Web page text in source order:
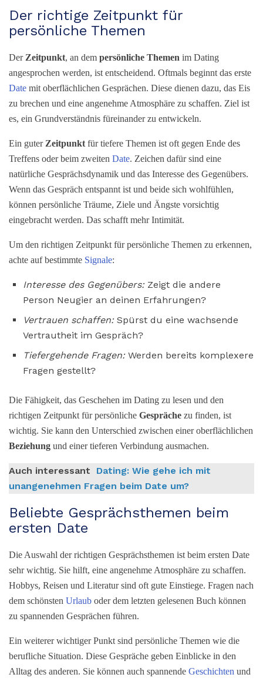
Der richtige Zeitpunkt für
persönliche Themen
Der Zeitpunkt, an dem persönliche Themen im Dating
angesprochen werden, ist entscheidend. Oftmals beginnt das erste
Date mit oberflächlichen Gesprächen. Diese dienen dazu, das Eis
zu brechen und eine angenehme Atmosphäre zu schaffen. Ziel ist
es, ein Grundverständnis füreinander zu entwickeln.
Ein guter Zeitpunkt für tiefere Themen ist oft gegen Ende des
Treffens oder beim zweiten Date. Zeichen dafür sind eine
natürliche Gesprächsdynamik und das Interesse des Gegenübers.
Wenn das Gespräch entspannt ist und beide sich wohlfühlen,
können persönliche Träume, Ziele und Ängste vorsichtig
eingebracht werden. Das schafft mehr Intimität.
Um den richtigen Zeitpunkt für persönliche Themen zu erkennen,
achte auf bestimmte Signale:
Interesse des Gegenübers:Zeigt die andere
Person Neugier an deinen Erfahrungen?
Vertrauen schaffen:Spürst du eine wachsende
Vertrautheit im Gespräch?
Tiefergehende Fragen:Werden bereits komplexere
Fragen gestellt?
Die Fähigkeit, das Geschehen im Dating zu lesen und den
richtigen Zeitpunkt für persönliche Gespräche zu finden, ist
wichtig. Sie kann den Unterschied zwischen einer oberflächlichen
Beziehung und einer tieferen Verbindung ausmachen.
Auch interessant
Dating: Wie gehe ich mit
unangenehmen Fragen beim Date um?
Beliebte Gesprächsthemen beim
ersten Date
Die Auswahl der richtigen Gesprächsthemen ist beim ersten Date
sehr wichtig. Sie hilft, eine angenehme Atmosphäre zu schaffen.
Hobbys, Reisen und Literatur sind oft gute Einstiege. Fragen nach
dem schönsten Urlaub oder dem letzten gelesenen Buch können
zu spannenden Gesprächen führen.
Ein weiterer wichtiger Punkt sind persönliche Themen wie die
berufliche Situation. Diese Gespräche geben Einblicke in den
Alltag des anderen. Sie können auch spannende Geschichten und